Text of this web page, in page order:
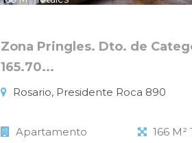
Zona Pringles. Dto. de
165.70...
Rosario, Presidente Roca 890
Apartamento 166 M²